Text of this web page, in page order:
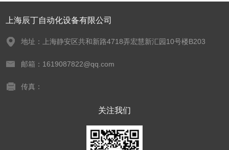
上海辰丁自动化设备有限公司
地址：上海静安区共和新路4718弄宏慧新汇园10号楼B203
邮箱：1619087822@qq.com
传真：
关注我们